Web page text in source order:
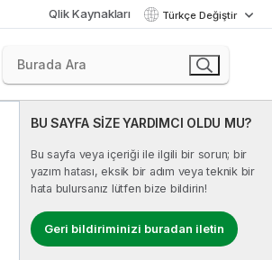
Qlik Kaynakları Türkçe Değiştir
BU SAYFA SİZE YARDIMCI OLDU MU?
Bu sayfa veya içeriği ile ilgili bir sorun; bir
yazım hatası, eksik bir adım veya teknik bir
hata bulursanız lütfen bize bildirin!
Geri bildiriminizi buradan iletin